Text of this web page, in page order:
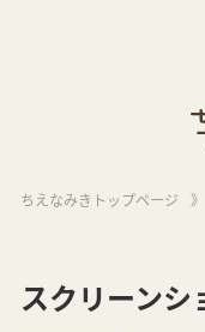
ちえなみきトップページ 》
スクリーン